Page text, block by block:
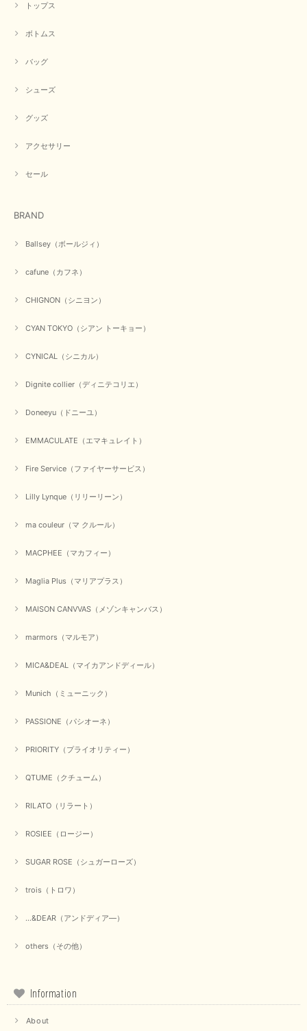
トップス
ボトムス
バッグ
シューズ
グッズ
アクセサリー
セール
BRAND
Ballsey（ボールジィ）
cafune（カフネ）
CHIGNON（シニヨン）
CYAN TOKYO（シアン トーキョー）
CYNICAL（シニカル）
Dignite collier（ディニテコリエ）
Doneeyu（ドニーユ）
EMMACULATE（エマキュレイト）
Fire Service（ファイヤーサービス）
Lilly Lynque（リリーリーン）
ma couleur（マ クルール）
MACPHEE（マカフィー）
Maglia Plus（マリアプラス）
MAISON CANVVAS（メゾンキャンバス）
marmors（マルモア）
MICA&DEAL（マイカアンドディール）
Munich（ミューニック）
PASSIONE（パシオーネ）
PRIORITY（プライオリティー）
QTUME（クチューム）
RILATO（リラート）
ROSIEE（ロージー）
SUGAR ROSE（シュガーローズ）
trois（トロワ）
...&DEAR（アンドディア―）
others（その他）
Information
About